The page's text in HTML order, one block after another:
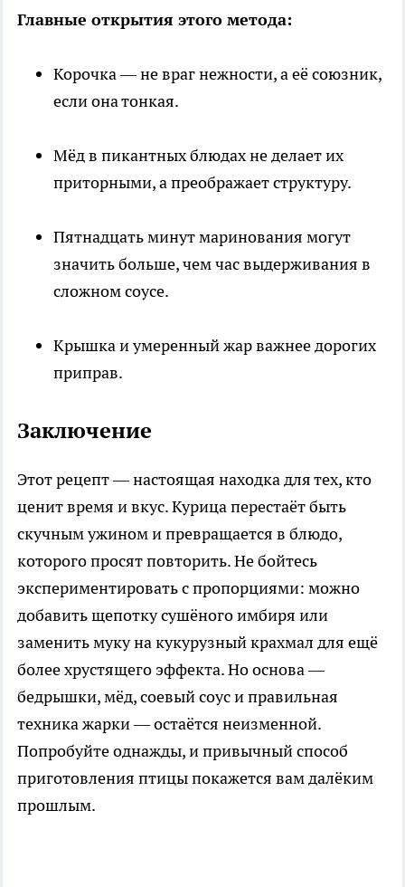
Главные открытия этого метода:
Корочка — не враг нежности, а её союзник,
если она тонкая.
Мёд в пикантных блюдах не делает их
приторными, а преображает структуру.
Пятнадцать минут маринования могут
значить больше, чем час выдерживания в
сложном соусе.
Крышка и умеренный жар важнее дорогих
приправ.
Заключение
Этот рецепт — настоящая находка для тех, кто
ценит время и вкус. Курица перестаёт быть
скучным ужином и превращается в блюдо,
которого просят повторить. Не бойтесь
экспериментировать с пропорциями: можно
добавить щепотку сушёного имбиря или
заменить муку на кукурузный крахмал для ещё
более хрустящего эффекта. Но основа —
бедрышки, мёд, соевый соус и правильная
техника жарки — остаётся неизменной.
Попробуйте однажды, и привычный способ
приготовления птицы покажется вам далёким
прошлым.